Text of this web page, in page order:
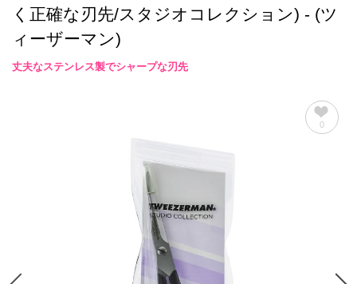
く正確な刃先/スタジオコレクション) - (ツ
ィーザーマン)
丈夫なステンレス製でシャープな刃先
0